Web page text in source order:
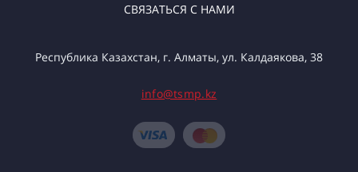
СВЯЗАТЬСЯ С НАМИ
Республика Казахстан, г. Алматы, ул. Калдаякова, 38
info@tsmp.kz